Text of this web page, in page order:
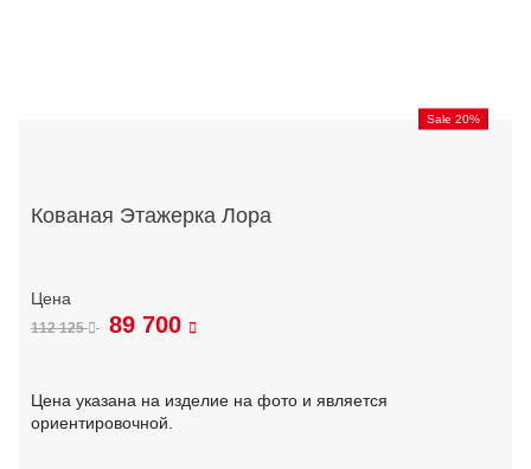
Sale 20%
Кованая Этажерка Лора
112 125 89 700
Цена указана на изделие на фото и является
ориентировочной.